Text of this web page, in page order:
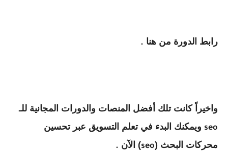
رابط الدورة من هنا .
واخيراً كانت تلك أفضل المنصات والدورات المجانية للـ
seo ويمكنك البدء في تعلم التسويق عبر تحسين
محركات البحث (seo) الآن .